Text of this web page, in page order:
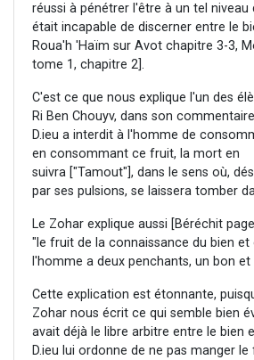
réussi à pénétrer l'être à un tel
était incapable de discerner entre le
Roua'h 'Haïm sur Avot chapitre 3-3,
tome 1, chapitre 2].
C'est ce que nous explique l'un des
Ri Ben Chouyv, dans son
D.ieu a interdit à l'homme de
en consommant ce fruit, la mort en
suivra ["Tamout"], dans le sens où,
par ses pulsions, se laissera tomber
Le Zohar explique aussi [Béréchit
"le fruit de la connaissance du bien et
l'homme a deux penchants, un bon et
Cette explication est étonnante,
Zohar nous écrit ce qui semble bien
avait déjà le libre arbitre entre le bien
D.ieu lui ordonne de ne pas manger